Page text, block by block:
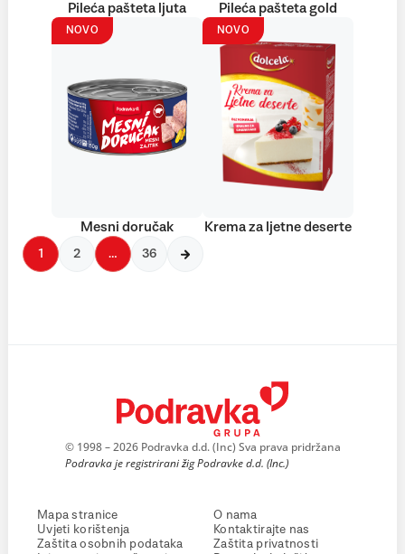
Pileća pašteta ljuta Pileća pašteta gold
NOVO
Mesni doručak
NOVO
Krema za ljetne deserte
1 2 … 36
© 1998 – 2026 Podravka d.d. (Inc) Sva prava pridržana
Podravka je registrirani žig Podravke d.d. (Inc.)
Mapa stranice
Uvjeti korištenja
Zaštita osobnih podataka
O nama
Kontaktirajte nas
Zaštita privatnosti